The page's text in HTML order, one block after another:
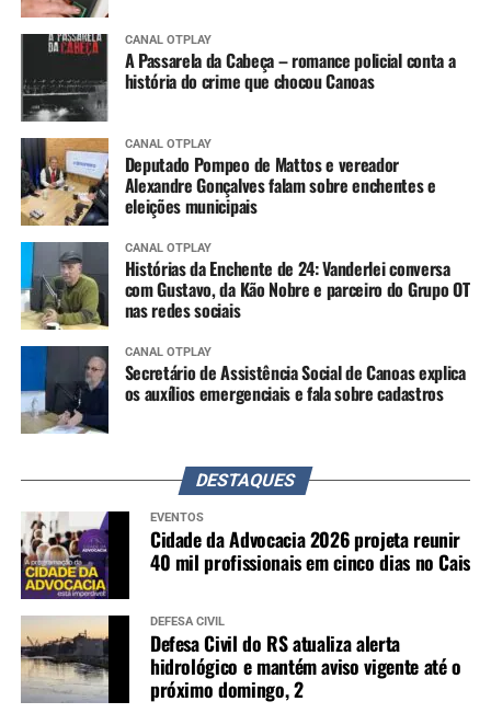
CANAL OTPLAY
A Passarela da Cabeça – romance policial conta a
história do crime que chocou Canoas
CANAL OTPLAY
Deputado Pompeo de Mattos e vereador
Alexandre Gonçalves falam sobre enchentes e
eleições municipais
CANAL OTPLAY
Histórias da Enchente de 24: Vanderlei conversa
com Gustavo, da Kão Nobre e parceiro do Grupo OT
nas redes sociais
CANAL OTPLAY
Secretário de Assistência Social de Canoas explica
os auxílios emergenciais e fala sobre cadastros
DESTAQUES
EVENTOS
Cidade da Advocacia 2026 projeta reunir
40 mil profissionais em cinco dias no Cais
DEFESA CIVIL
Defesa Civil do RS atualiza alerta
hidrológico e mantém aviso vigente até o
próximo domingo, 2